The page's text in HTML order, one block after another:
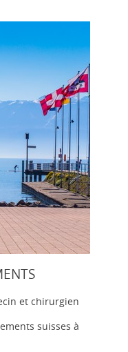
et chirurgien
suisses à